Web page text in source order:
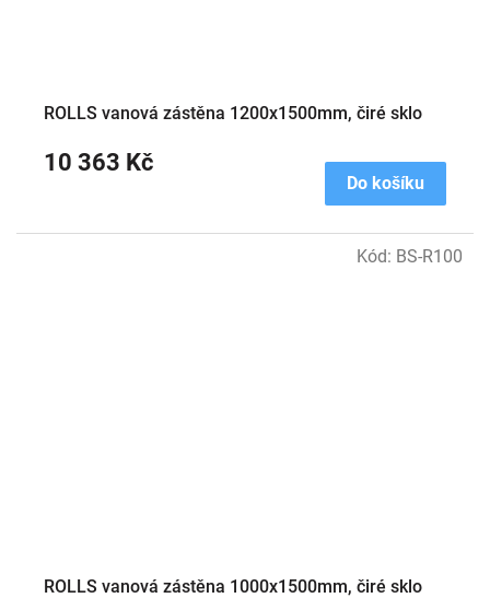
ROLLS vanová zástěna 1200x1500mm, čiré sklo
10 363 Kč
Do košíku
ROLLS vanová zástěna 1000x1500mm, čiré sklo
Kód: BS-R100